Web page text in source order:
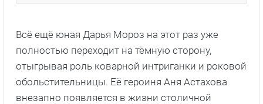
Всё ещё юная Дарья Мороз на этот раз уже
полностью переходит на тёмную сторону,
отыгрывая роль коварной интриганки и роковой
обольстительницы. Её героиня Аня Астахова
внезапно появляется в жизни столичной